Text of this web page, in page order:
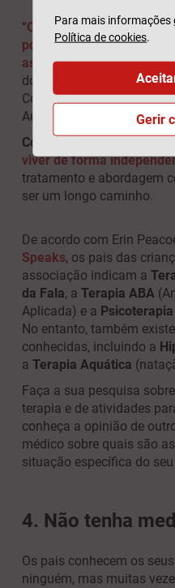
“O diagnóstico precoce e
podem permitir que as
as suas competências ao
do Dr. Fernando
Conselho Executivo da
Autismo.
Com o apoio correto,
viver de forma
tratamento e abordagem
ser um longo caminho.
De acordo com Erin
Speaks, os pais das
associação indicam a
da Fala, a Terapia ABA
Aplicada) e a Psicoterapia
No entanto, também
conhecidas, incluindo a
a Terapia Aquática
Faça a sua pesquisa
terapia e de atividades
conheça a opinião de
médico sobre quais são
situação específica do
4. Não tenha
Os pais conhecem os
ninguém, mas muitas
Para mais informações
Política de cookies.
Gerir